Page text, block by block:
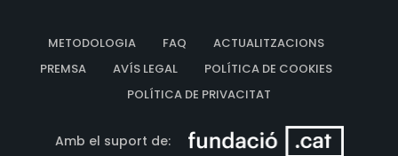
METODOLOGIA FAQ
ACTUALITZACIONS
PREMSA
AVÍS LEGAL
POLÍTICA DE COOKIES
POLÍTICA DE PRIVACITAT
Amb el suport de: